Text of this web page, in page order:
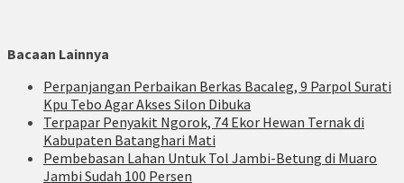
Bacaan Lainnya
Perpanjangan Perbaikan Berkas Bacaleg, 9 Parpol Surati
Kpu Tebo Agar Akses Silon Dibuka
Terpapar Penyakit Ngorok, 74 Ekor Hewan Ternak di
Kabupaten Batanghari Mati
Pembebasan Lahan Untuk Tol Jambi-Betung di Muaro
Jambi Sudah 100 Persen